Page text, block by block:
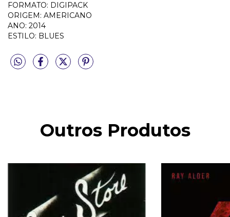
FORMATO: DIGIPACK
ORIGEM: AMERICANO
ANO: 2014
ESTILO: BLUES
Outros Produtos